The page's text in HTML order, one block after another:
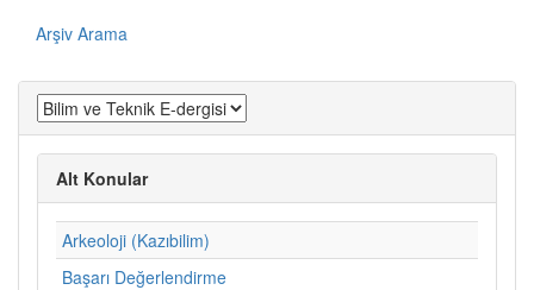
Arşiv Arama
Alt Konular
Arkeoloji (Kazıbilim)
Başarı Değerlendirme